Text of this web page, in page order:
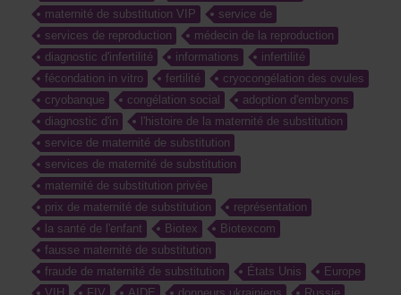
maternité de substitution VIP
service de
services de reproduction
médecin de la reproduction
diagnostic d'infertilité
informations
infertilité
fécondation in vitro
fertilité
cryocongélation des ovules
cryobanque
congélation social
adoption d'embryons
diagnostic d'in
l'histoire de la maternité de substitution
service de maternité de substitution
services de maternité de substitution
maternité de substitution privée
prix de maternité de substitution
représentation
la santé de l'enfant
Biotex
Biotexcom
fausse maternité de substitution
fraude de maternité de substitution
États Unis
Europe